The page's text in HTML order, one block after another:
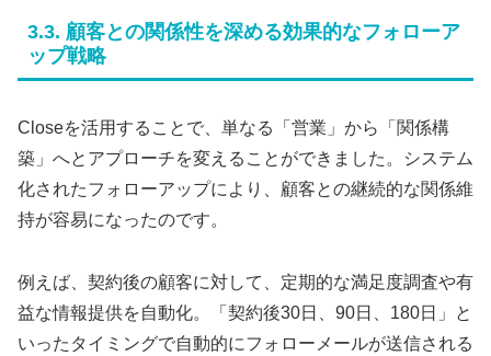
3.3. 顧客との関係性を深める効果的なフォローア
ップ戦略
Closeを活用することで、単なる「営業」から「関係構
築」へとアプローチを変えることができました。システム
化されたフォローアップにより、顧客との継続的な関係維
持が容易になったのです。
例えば、契約後の顧客に対して、定期的な満足度調査や有
益な情報提供を自動化。「契約後30日、90日、180日」と
いったタイミングで自動的にフォローメールが送信される